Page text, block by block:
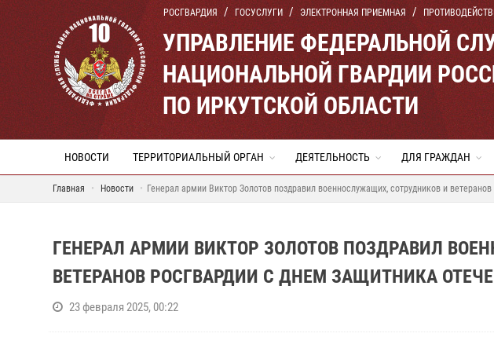
РОСГВАРДИЯ ГОСУСЛУГИ ЭЛЕКТРОННАЯ ПРИЕМНАЯ
УПРАВЛЕНИЕ ФЕДЕРАЛЬНОЙ
НАЦИОНАЛЬНОЙ ГВАРДИИ
ПО ИРКУТСКОЙ ОБЛАСТИ
НОВОСТИ ТЕРРИТОРИАЛЬНЫЙ ОРГАН ДЕЯТЕЛЬНОСТЬ ДЛЯ ГРАЖДАН
Главная Новости Генерал армии Виктор Золотов поздравил военнослужащих, сотрудников и
ГЕНЕРАЛ АРМИИ ВИКТОР ЗОЛОТОВ ПОЗДРАВИЛ
ВЕТЕРАНОВ РОСГВАРДИИ С ДНЕМ ЗАЩИТНИКА
23 февраля 2025, 00:22